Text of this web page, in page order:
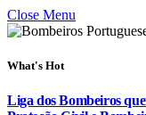
Close Menu
What's Hot
Liga dos Bombeiros